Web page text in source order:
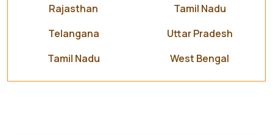
Rajasthan
Tamil Nadu
Telangana
Uttar Pradesh
Tamil Nadu
West Bengal